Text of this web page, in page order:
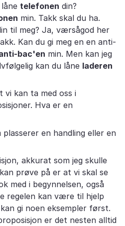
telefonen din?
min. Takk skal du ha.
til meg? Ja, værsågod her
Kan du gi meg en en anti-
bac'en min. Men kan jeg
kan du låne laderen
vi kan ta med oss i
Hva er en
en handling eller en
akkurat som jeg skulle
prøve på er at vi skal se
med i begynnelsen, også
regelen kan være til hjelp
gi noen eksempler først.
er det nesten alltid